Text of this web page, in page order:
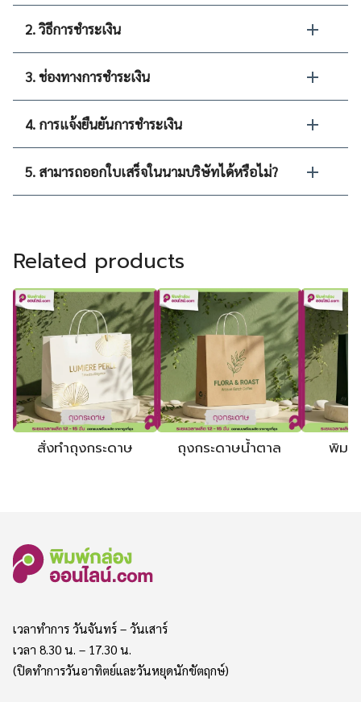
2. วิธีการชำระเงิน
3. ช่องทางการชำระเงิน
4. การแจ้งยืนยันการชำระเงิน
5. สามารถออกใบเสร็จในนามบริษัทได้หรือไม่?
Related products
สั่งทำถุงกระดาษ ถุงกระดาษน้ำตาล พิมพ์
เวลาทำการ วันจันทร์ – วันเสาร์
เวลา 8.30 น. – 17.30 น.
(ปิดทำการวันอาทิตย์และวันหยุดนักขัตฤกษ์)